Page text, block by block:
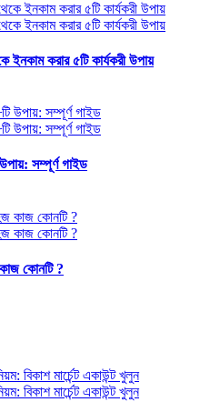
করার ৫টি কার্যকরী উপায়
সম্পূর্ণ গাইড
কোনটি ?